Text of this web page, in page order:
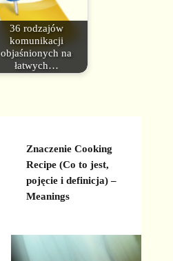
36 rodzajów
komunikacji
objaśnionych na
łatwych…
Znaczenie Cooking
Recipe (Co to jest,
pojęcie i definicja) –
Meanings